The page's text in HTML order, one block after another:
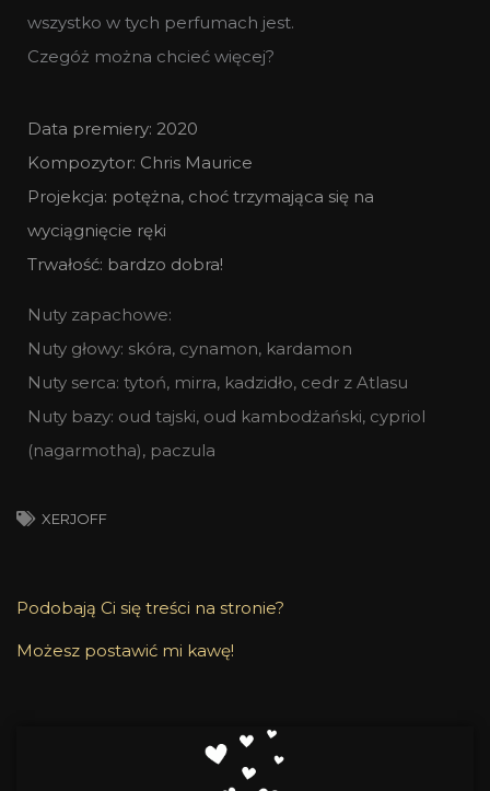
wszystko w tych perfumach jest.
Czegóż można chcieć więcej?
Data premiery: 2020
Kompozytor: Chris Maurice
Projekcja: potężna, choć trzymająca się na
wyciągnięcie ręki
Trwałość: bardzo dobra!
Nuty zapachowe:
Nuty głowy: skóra, cynamon, kardamon
Nuty serca: tytoń, mirra, kadzidło, cedr z Atlasu
Nuty bazy: oud tajski, oud kambodżański, cypriol
(nagarmotha), paczula
XERJOFF
Podobają Ci się treści na stronie?
Możesz postawić mi kawę!